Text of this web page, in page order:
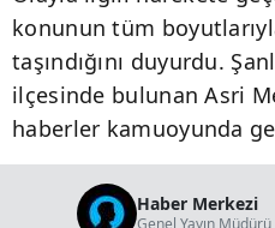
konunun tüm
taşındığını duyurdu.
ilçesinde bulunan Asri
haberler kamuoyunda
Haber Merkezi
Genel Yayın Müdürü